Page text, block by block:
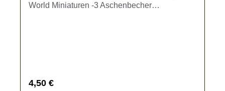
World Miniaturen -3 Aschenbecher
Regulärer Preis:
4,50 €